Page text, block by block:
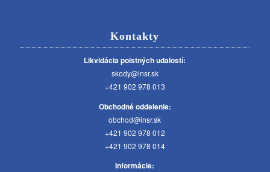
Kontakty
Likvidácia poistných udalostí:
skody@insr.sk
+421 902 978 013
Obchodné oddelenie:
obchod@insr.sk
+421 902 978 012
+421 902 978 014
Informácie: